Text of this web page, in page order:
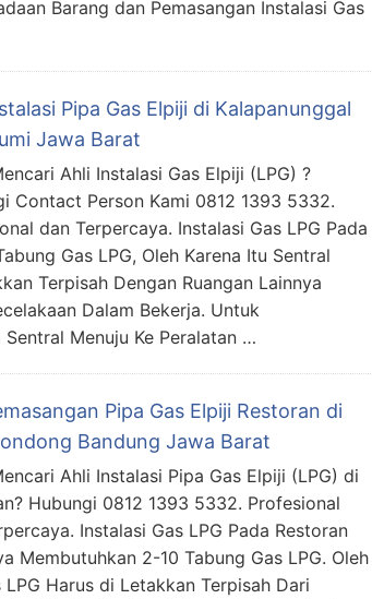
Barang dan Pemasangan Instalasi Gas
Pipa Gas Elpiji di Kalapanunggal
Jawa Barat
Ahli Instalasi Gas Elpiji (LPG) ?
Contact Person Kami 0812 1393 5332.
dan Terpercaya. Instalasi Gas LPG Pada
Gas LPG, Oleh Karena Itu Sentral
Terpisah Dengan Ruangan Lainnya
Dalam Bekerja. Untuk
Menuju Ke Peralatan …
Pipa Gas Elpiji Restoran di
Bandung Jawa Barat
Ahli Instalasi Pipa Gas Elpiji (LPG) di
Hubungi 0812 1393 5332. Profesional
Instalasi Gas LPG Pada Restoran
Membutuhkan 2-10 Tabung Gas LPG. Oleh
Harus di Letakkan Terpisah Dari